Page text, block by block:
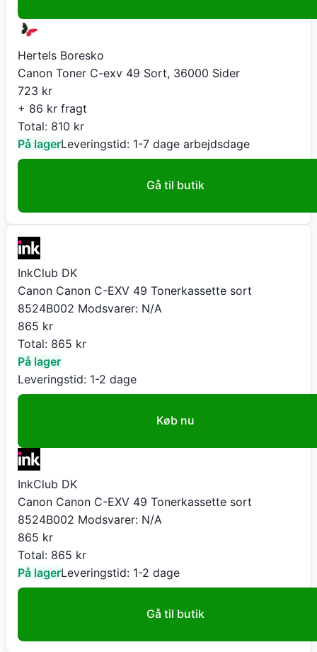
Hertels Boresko
Canon Toner C-exv 49 Sort, 36000 Sider
723 kr
+ 86 kr fragt
Total: 810 kr
På lagerLeveringstid: 1-7 dage arbejdsdage
Gå til butik
InkClub DK
Canon Canon C-EXV 49 Tonerkassette sort
8524B002 Modsvarer: N/A
865 kr
Total: 865 kr
På lager
Leveringstid: 1-2 dage
Køb nu
InkClub DK
Canon Canon C-EXV 49 Tonerkassette sort
8524B002 Modsvarer: N/A
865 kr
Total: 865 kr
På lagerLeveringstid: 1-2 dage
Gå til butik